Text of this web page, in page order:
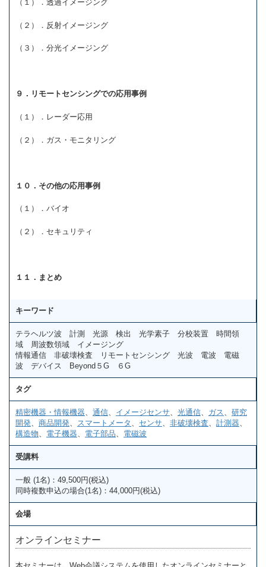
（１）．透過イメージング
（２）．反射イメージング
（３）．分光イメージング
９．リモートセンシングでの応用事例
（１）．レーダー応用
（２）．ガス・モニタリング
１０．その他の応用事例
（１）．バイオ
（２）．セキュリティ
１１．まとめ
キーワード
テラヘルツ波 計測 光源 検出 光学素子 分校装置 時間領
域 周波数領域 イメージング
情報通信 非破壊検査 リモートセンシング 光波 電波 電磁
波 デバイス Beyond５G ６G
タグ
精密機器・情報機器、 通信、 イメージセンサ、 光通信、 ガス、 研究
開発、 商品開発、 スマートメータ 、 センサ、 非破壊検査、 計測器、
構造物、 電子機器、 電子部品、 電磁波
受講料
一般 (1名)：49,500円(税込)
同時複数申込の場合(1名)：44,000円(税込)
会場
オンラインセミナー
本セミナーは、Web会議システムを使用したオンラインセミナーと